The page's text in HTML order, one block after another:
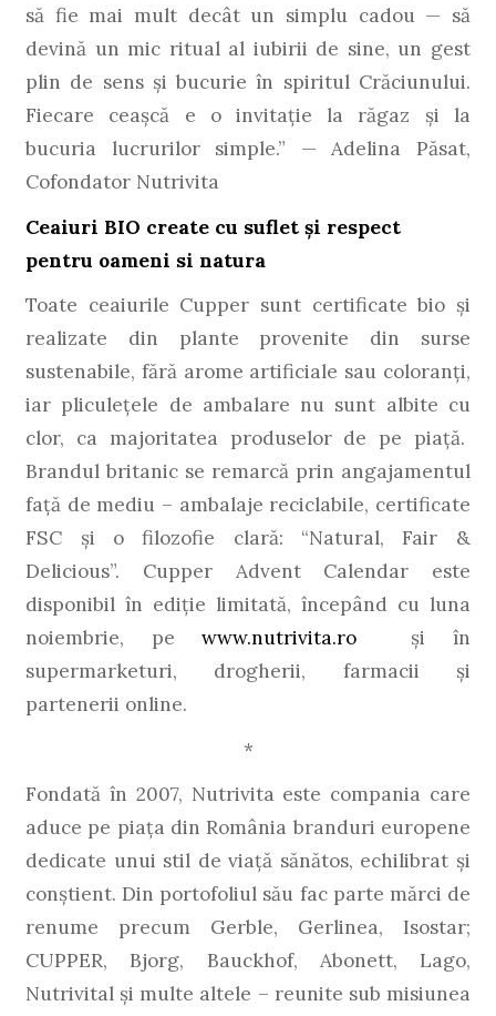
să fie mai mult decât un simplu cadou — să
devină un mic ritual al iubirii de sine, un gest
plin de sens și bucurie în spiritul Crăciunului.
Fiecare ceașcă e o invitație la răgaz și la
bucuria lucrurilor simple.” — Adelina Păsat,
Cofondator Nutrivita
Ceaiuri BIO create cu suflet și respect
pentru oameni si natura
Toate ceaiurile Cupper sunt certificate bio și
realizate din plante provenite din surse
sustenabile, fără arome artificiale sau coloranți,
iar pliculețele de ambalare nu sunt albite cu
clor, ca majoritatea produselor de pe piață.
Brandul britanic se remarcă prin angajamentul
față de mediu – ambalaje reciclabile, certificate
FSC și o filozofie clară: “Natural, Fair &
Delicious”. Cupper Advent Calendar este
disponibil în ediție limitată, începând cu luna
noiembrie, pewww.nutrivita.ro
și în
supermarketuri, drogherii, farmacii și
partenerii online.
*
Fondată în 2007, Nutrivita este compania care
aduce pe piața din România branduri europene
dedicate unui stil de viață sănătos, echilibrat și
conștient. Din portofoliul său fac parte mărci de
renume precum Gerble, Gerlinea, Isostar;
CUPPER, Bjorg, Bauckhof, Abonett, Lago,
Nutrivital și multe altele – reunite sub misiunea